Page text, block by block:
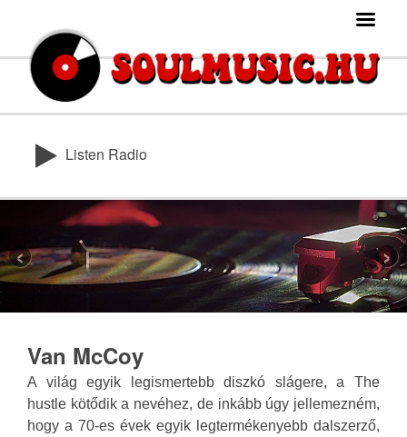
Listen Radio
›
‹
Van McCoy
A világ egyik legismertebb diszkó slágere, a The
hustle kötődik a nevéhez, de inkább úgy jellemezném,
hogy a 70-es évek egyik legtermékenyebb dalszerző,